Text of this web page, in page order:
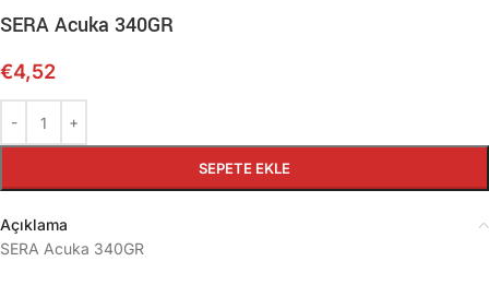
SERA Acuka 340GR
€4,52
SEPETE EKLE
Açıklama
SERA Acuka 340GR